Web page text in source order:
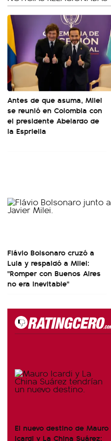
Antes de que asuma, Milei
se reunió en Colombia con
el presidente Abelardo de
la Espriella
Flávio Bolsonaro cruzó a
Lula y respaldó a Milei:
"Romper con Buenos Aires
no era inevitable"
El nuevo destino de Mauro
Icardi y La China Suárez: